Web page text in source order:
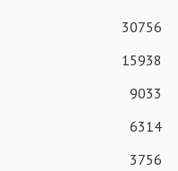
30756
15938
9033
6314
3756